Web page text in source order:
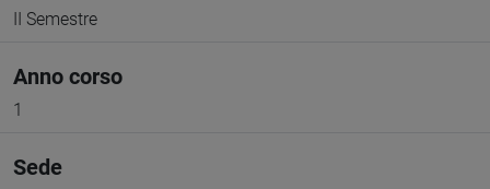
II Semestre
Anno corso
1
Sede